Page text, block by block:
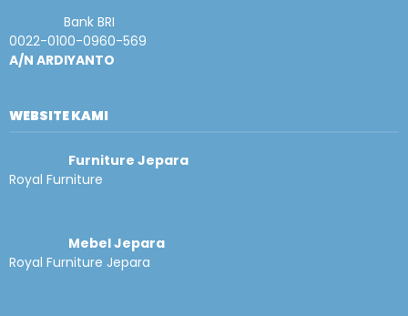
Bank BRI
0022-0100-0960-569
A/N ARDIYANTO
WEBSITE KAMI
Furniture Jepara
Royal Furniture
Mebel Jepara
Royal Furniture Jepara